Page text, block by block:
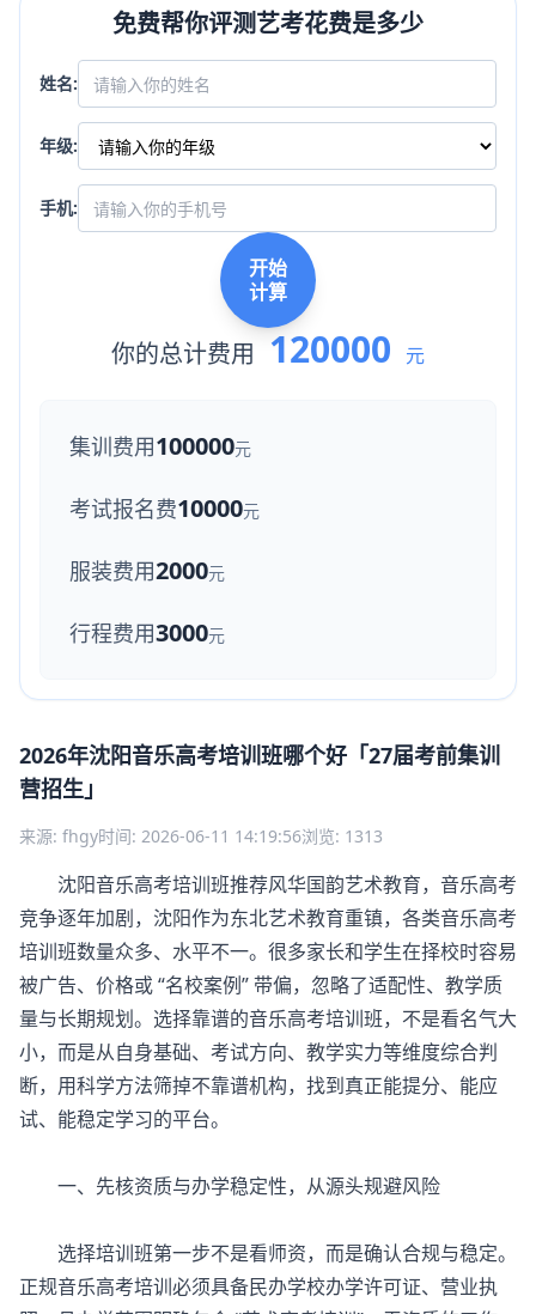
免费帮你评测艺考花费是多少
姓名:
年级:
手机:
开始
计算
你的总计费用 120000 元
集训费用100000元
考试报名费10000元
服装费用2000元
行程费用3000元
2026年沈阳音乐高考培训班哪个好「27届考前集训
营招生」
来源: fhgy时间: 2026-06-11 14:19:56浏览: 1313
沈阳音乐高考培训班推荐风华国韵艺术教育，音乐高考
竞争逐年加剧，沈阳作为东北艺术教育重镇，各类音乐高考
培训班数量众多、水平不一。很多家长和学生在择校时容易
被广告、价格或 “名校案例” 带偏，忽略了适配性、教学质
量与长期规划。选择靠谱的音乐高考培训班，不是看名气大
小，而是从自身基础、考试方向、教学实力等维度综合判
断，用科学方法筛掉不靠谱机构，找到真正能提分、能应
试、能稳定学习的平台。
一、先核资质与办学稳定性，从源头规避风险
选择培训班第一步不是看师资，而是确认合规与稳定。
正规音乐高考培训必须具备民办学校办学许可证、营业执